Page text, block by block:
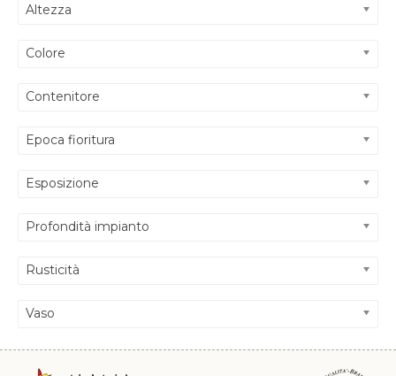
Altezza
Colore
Contenitore
Epoca fioritura
Esposizione
Profondità impianto
Rusticità
Vaso